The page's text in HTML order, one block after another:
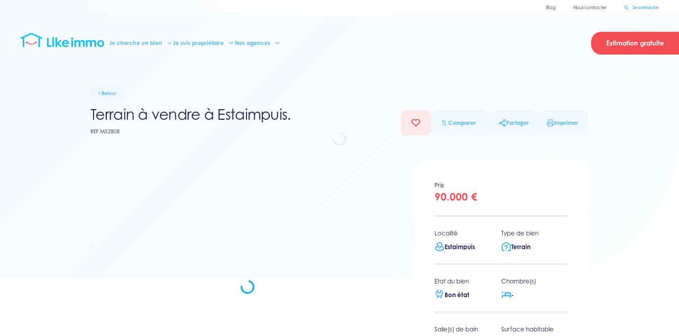
Blog Nous contacter Se connecter
Je cherche un bien Je suis propriétaire Nos agences Estimation gratuite
Retour
Terrain à vendre à Estaimpuis.
REF M52808
Comparer Partager Imprimer
Prix
90.000 €
Localité
Estaimpuis
Type de bien
Terrain
Etat du bien
Bon état
Chambre(s)
-
Salle(s) de bain
Surface habitable